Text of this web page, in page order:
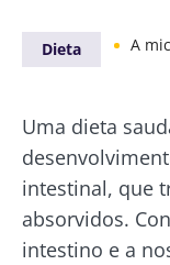
Dieta A
Uma dieta
intestinal, que
absorvidos.
intestino e a